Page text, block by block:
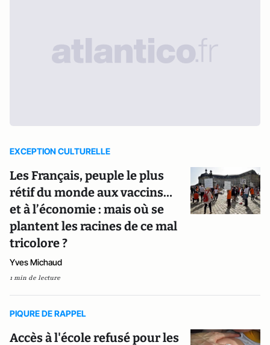
EXCEPTION CULTURELLE
Les Français, peuple le plus
rétif du monde aux vaccins…
et à l’économie : mais où se
plantent les racines de ce mal
tricolore ?
Yves Michaud
1 min de lecture
PIQURE DE RAPPEL
Accès à l'école refusé pour les